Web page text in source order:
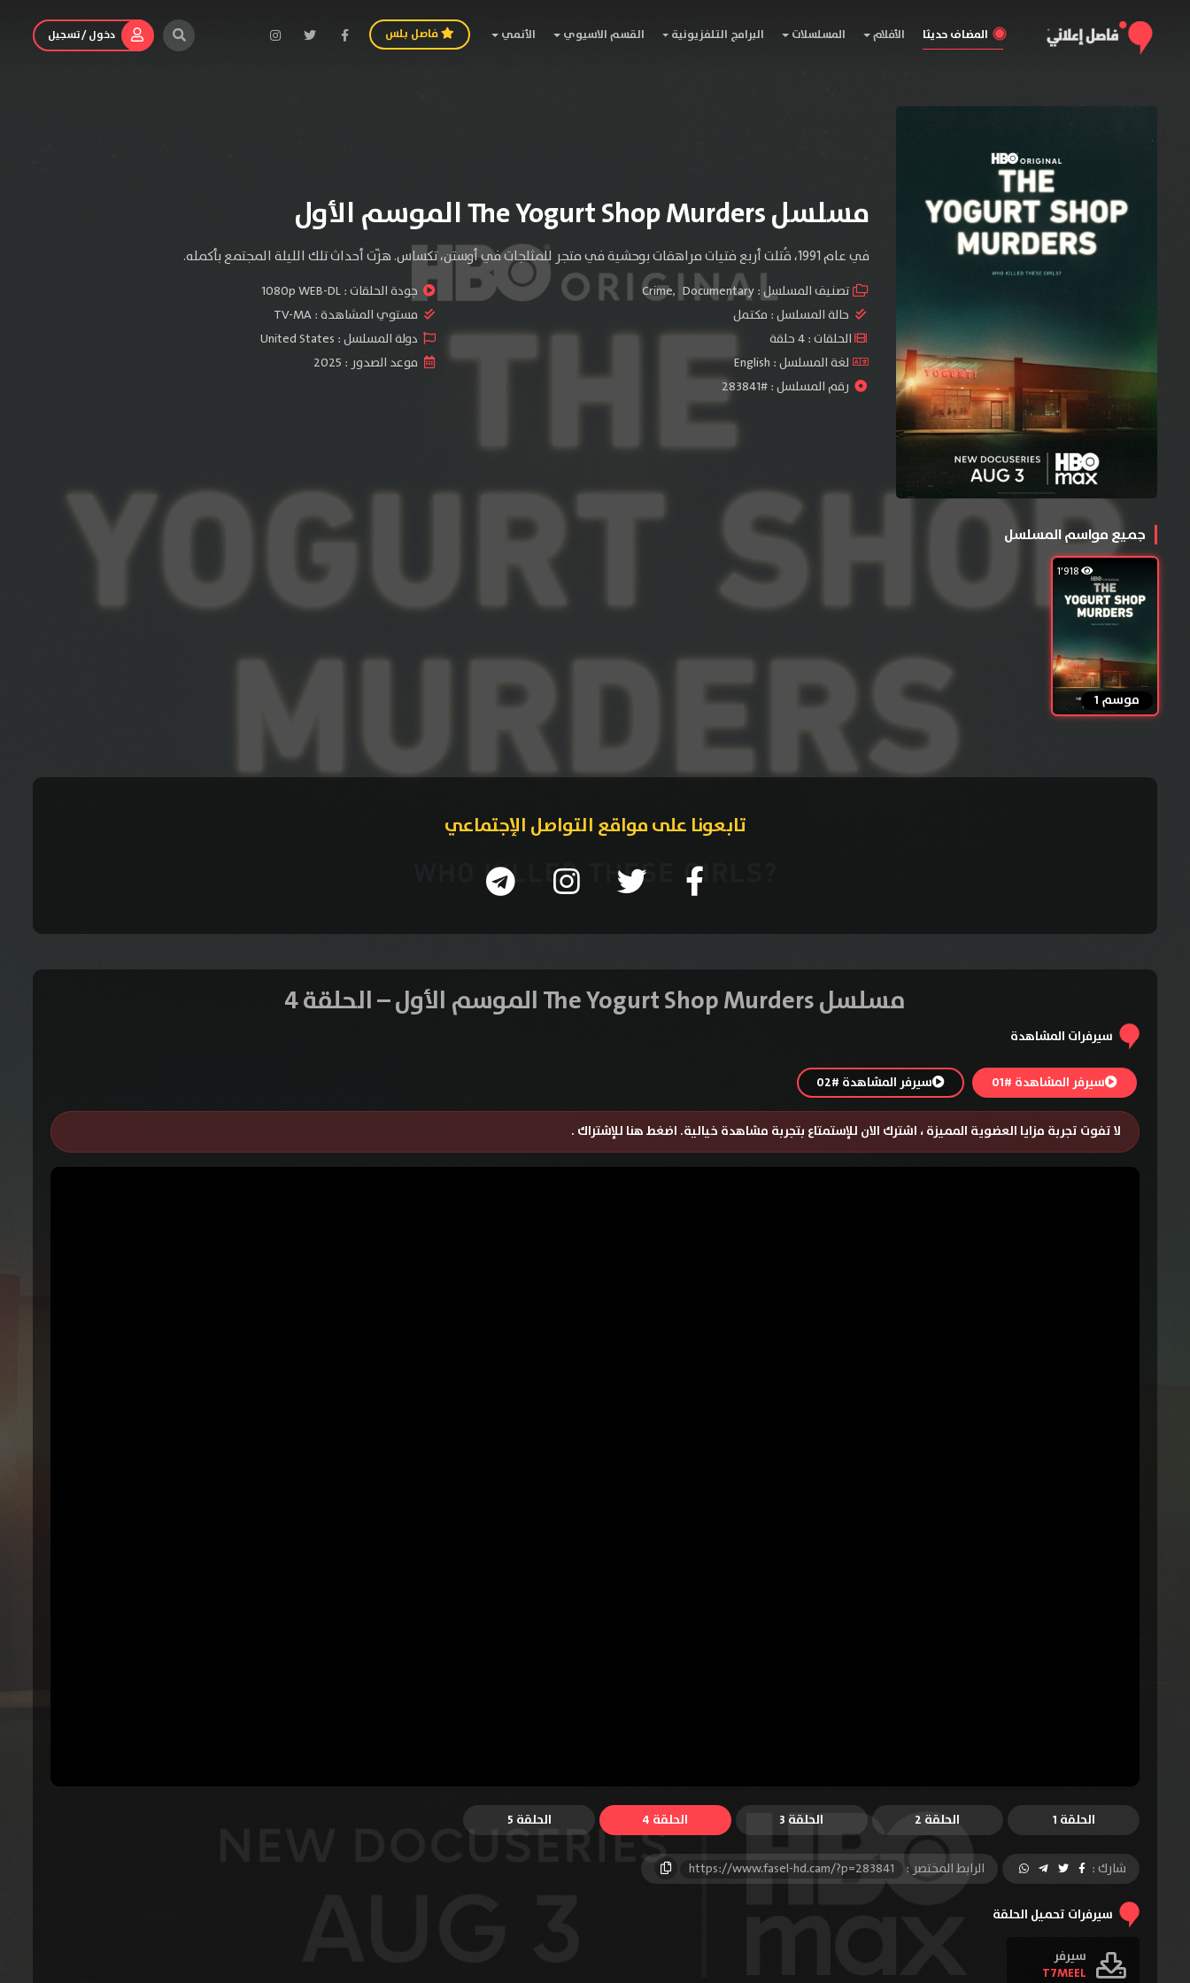
المضاف حديثا الأفلام المسلسلات البرامج التلفزيونية القسم الاسيوي الأنمي فاصل بلس دخول / تسجيل
مسلسل The Yogurt Shop Murders الموسم الأول
في عام 1991، قُتلت أربع فتيات مراهقات بوحشية في متجر للمثلجات في أوستن، تكساس. هزّت أحداث تلك الليلة المجتمع بأكمله.
تصنيف المسلسل : Crime, Documentary جودة الحلقات :1080p WEB-DL
حالة المسلسل : مكتمل مستوي المشاهدة :TV-MA
الحلقات : 4 حلقة
دولة المسلسل : United States
لغة المسلسل : English
موعد الصدور : 2025
رقم المسلسل : #283841
جميع مواسم المسلسل
موسم 1
تابعونا على مواقع التواصل الإجتماعي
مسلسل The Yogurt Shop Murders الموسم الأول – الحلقة 4
سيرفرات المشاهدة
سيرفر المشاهدة #01 سيرفر المشاهدة #02
لا تفوت تجربة مزايا العضوية المميزة ، اشترك الان للإستمتاع بتجربة مشاهدة خيالية. اضغط هنا للإشتراك .
الحلقة 1 الحلقة 2 الحلقة 3 الحلقة 4 الحلقة 5
شارك : الرابط المختصر : https://www.fasel-hd.cam/?p=283841
سيرفرات تحميل الحلقة
سيرفر
T7MEEL